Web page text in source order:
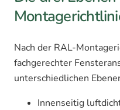
Nach der RAL-
fachgerechter
unterschiedlichen
Innenseitig